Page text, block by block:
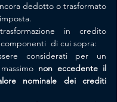
dedotto o trasformato
in credito
di cui sopra:
considerati per un
non eccedente il
nominale dei crediti